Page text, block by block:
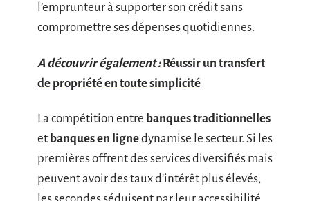
l’emprunteur à supporter son crédit sans
compromettre ses dépenses quotidiennes.
A découvrir également : Réussir un transfert
de propriété en toute simplicité
La compétition entre banques traditionnelles
et banques en lignedynamise le secteur. Si les
premières offrent des services diversifiés mais
peuvent avoir des taux d’intérêt plus élevés,